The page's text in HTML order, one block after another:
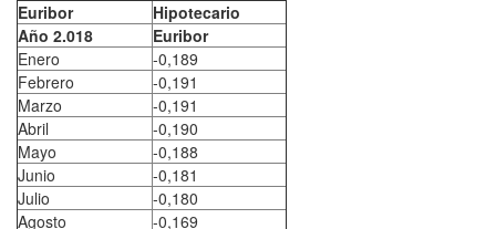
Euribor
Hipotecario
Año 2.018
Euribor
Enero
-0,189
Febrero
-0,191
Marzo
-0,191
Abril
-0,190
Mayo
-0,188
Junio
-0,181
Julio
-0,180
Agosto
-0,169